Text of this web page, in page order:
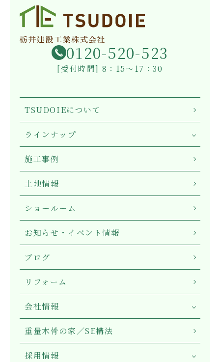
0120-520-523
[受付時間] 8：15～17：30
TSUDOIEについて
ラインナップ
施工事例
土地情報
ショールーム
お知らせ・イベント情報
ブログ
リフォーム
会社情報
重量木骨の家／SE構法
採用情報